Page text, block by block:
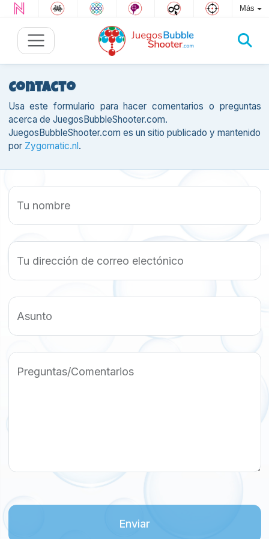
Más
Contacto
Usa este formulario para hacer comentarios o preguntas
acerca de JuegosBubbleShooter.com.
JuegosBubbleShooter.com es un sitio publicado y mantenido
por Zygomatic.nl.
Tu nombre
Tu dirección de correo electónico
Asunto
Preguntas/Comentarios
Enviar